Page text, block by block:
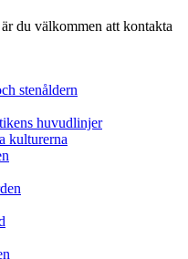
du välkommen att kontakta
stenåldern
huvudlinjer
kulturerna